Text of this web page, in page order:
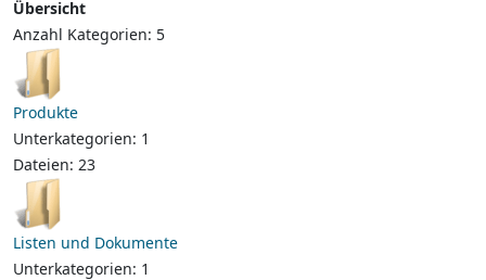
Übersicht
Anzahl Kategorien: 5
Produkte
Unterkategorien: 1
Dateien: 23
Listen und Dokumente
Unterkategorien: 1